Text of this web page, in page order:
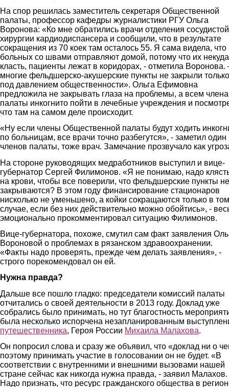
На спор решилась заместитель секретаря Общественной
палаты, профессор кафедры журналистики РГУ Ольга
Воронова: «Ко мне обратились врачи отделения сосудистой
хирургии кардиодиспансера и сообщили, что в результате
сокращения из 70 коек там осталось 55. Я сама видела, что
больных со швами отправляют домой, потому что их некуда
класть, пациенты лежат в коридорах, - отметила Воронова.
многие фельдшерско-акушерские пункты не закрыли только
под давлением общественности». Ольга Ефимовна
предложила не закрывать глаза на проблемы, а всем
палаты инкогнито пойти в лечебные учреждения и
что там на самом деле происходит.
«Ну если члены Общественной палаты будут ходить
по больницам, все врачи точно разбегутся», - заметил один
членов палаты, тоже врач. Замечание прозвучало как
На стороне руководящих медработников выступил и вице-
губернатор Сергей Филимонов. «Я не понимаю, надо
на крови, чтобы все поверили, что фельдшерские пункты не
закрываются? В этом году финансирование стационаров
нисколько не уменьшено, а койки сокращаются только в том
случае, если без них действительно можно обойтись», -
эмоционально прокомментировал ситуацию Филимонов.
Вице-губернатора, похоже, смутил сам факт заявления
Вороновой о проблемах в рязанском здравоохранении.
«Факты надо проверять, прежде чем делать заявления», -
строго порекомендовал он ей.
Нужна правда?
Дальше все пошло гладко: председатели комиссий палаты
отчитались о своей деятельности в 2013 году. Доклад уже
собрались было принимать, но тут благостность
была несколько испорчена незапланированным
путешественника, Героя России Михаила Малахова.
Он попросил слова и сразу же объявил, что «доклад ни о
поэтому принимать участие в голосовании он не будет. «В
соответствии с внутренними и внешними вызовами нашей
стране сейчас как никогда нужна правда, - заявил Малахов.
Надо признать, что ресурс гражданского общества в